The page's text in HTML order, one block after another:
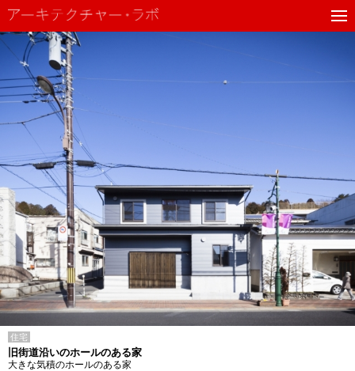
住宅
旧街道沿いのホールのある家
大きな気積のホールのある家